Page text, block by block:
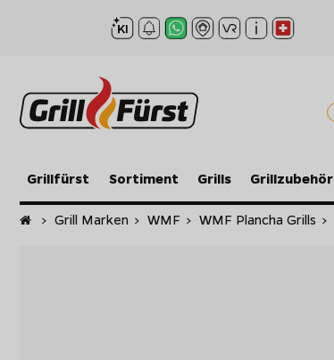
Grillfürst Sortiment Grills Grillzubehör
Startseite
> Grill Marken > WMF > WMF Plancha Grills >